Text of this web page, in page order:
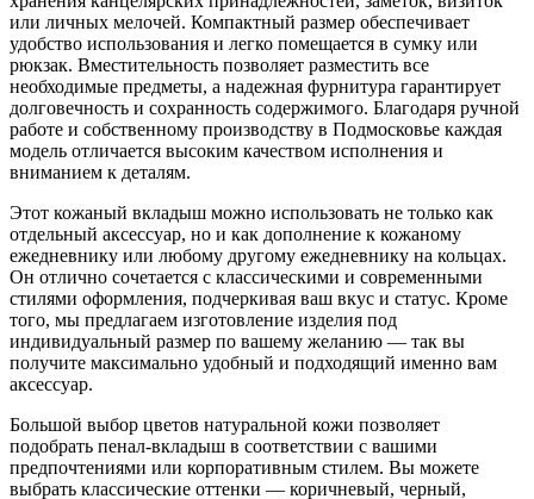
или личных мелочей. Компактный размер обеспечивает
удобство использования и легко помещается в сумку или
рюкзак. Вместительность позволяет разместить все
необходимые предметы, а надежная фурнитура гарантирует
долговечность и сохранность содержимого. Благодаря ручной
работе и собственному производству в Подмосковье каждая
модель отличается высоким качеством исполнения и
вниманием к деталям.
Этот кожаный вкладыш можно использовать не только как
отдельный аксессуар, но и как дополнение к кожаному
ежедневнику или любому другому ежедневнику на кольцах.
Он отлично сочетается с классическими и современными
стилями оформления, подчеркивая ваш вкус и статус. Кроме
того, мы предлагаем изготовление изделия под
индивидуальный размер по вашему желанию — так вы
получите максимально удобный и подходящий именно вам
аксессуар.
Большой выбор цветов натуральной кожи позволяет
подобрать пенал-вкладыш в соответствии с вашими
предпочтениями или корпоративным стилем. Вы можете
выбрать классические оттенки — коричневый, черный,